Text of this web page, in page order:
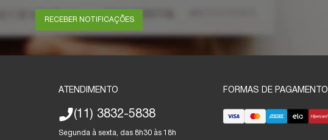
RECEBER NOTIFICAÇÕES
ATENDIMENTO
(11) 3832-5838
Segunda à sexta, das 8h30 às 18h
FORMAS DE PAGAMENTO